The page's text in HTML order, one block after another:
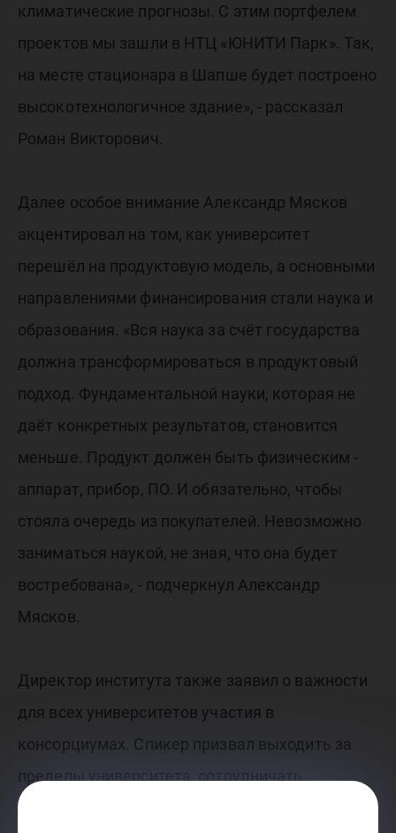
климатические прогнозы. С этим портфелем
проектов мы зашли в НТЦ «ЮНИТИ Парк». Так,
на месте стационара в Шапше будет построено
высокотехнологичное здание», - рассказал
Роман Викторович.
Далее особое внимание Александр Мясков
акцентировал на том, как университет
перешёл на продуктовую модель, а основными
направлениями финансирования стали наука и
образования. «Вся наука за счёт государства
должна трансформироваться в продуктовый
подход. Фундаментальной науки, которая не
даёт конкретных результатов, становится
меньше. Продукт должен быть физическим -
аппарат, прибор, ПО. И обязательно, чтобы
стояла очередь из покупателей. Невозможно
заниматься наукой, не зная, что она будет
востребована», - подчеркнул Александр
Мясков.
Директор института также заявил о важности
для всех университетов участия в
консорциумах. Спикер призвал выходить за
пределы университета, сотрудничать,
показывать себя и свои проекты.